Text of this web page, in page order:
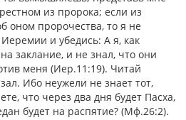
из пророка; если из
оном пророчества, то я не
и убедись: А я, как
заклание, и не знал, что они
меня (Иер.11:19). Читай
Ибо неужели не знает тот,
что через два дня будет Пасха,
будет на распятие? (Мф.26:2).